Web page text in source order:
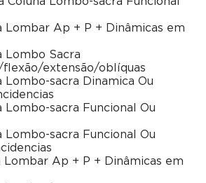
Lombar Ap + P + Dinâmicas em
Lombo Sacra
extensão/oblíquas
Lombo-sacra Dinamica Ou
Lombo-sacra Funcional Ou
Lombo-sacra Funcional Ou
Lombar Ap + P + Dinâmicas em